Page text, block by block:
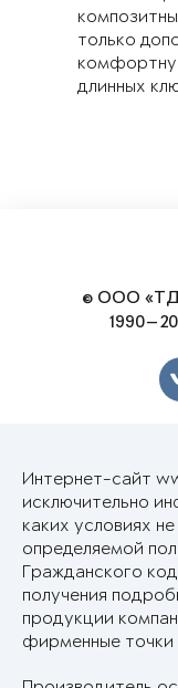
только
длинных
© ООО «ТД
Интернет-сайт
исключительно
каких условиях
определяемой
Гражданского
получения
продукции
фирменные